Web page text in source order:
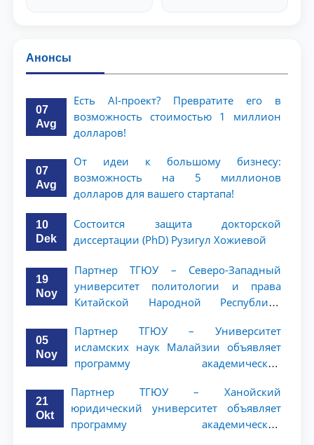
Анонсы
07
Avg
Есть AI-проект? Превратите его в
возможность стоимостью 1 миллион
долларов!
07
Avg
От идеи к большому бизнесу:
возможность на 5 миллионов
долларов для вашего стартапа!
10
Dek
Состоится защита докторской
диссертации (PhD) Рузигул Xoжиевой
19
Noy
Партнер ТГЮУ – Северо-Западный
университет политологии и права
Китайской Народной Республики
академической мобильности для
студентов 2–3 курсов
05
Noy
Партнер ТГЮУ – Университет
исламских наук Малайзии объявляет
программу академической
ТГЮУ
21
Okt
Партнер ТГЮУ – Ханойский
юридический университет объявляет
программу академической